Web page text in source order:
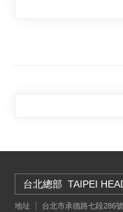
台北總部 TAIPEI
地址 台北市承德路七段286號